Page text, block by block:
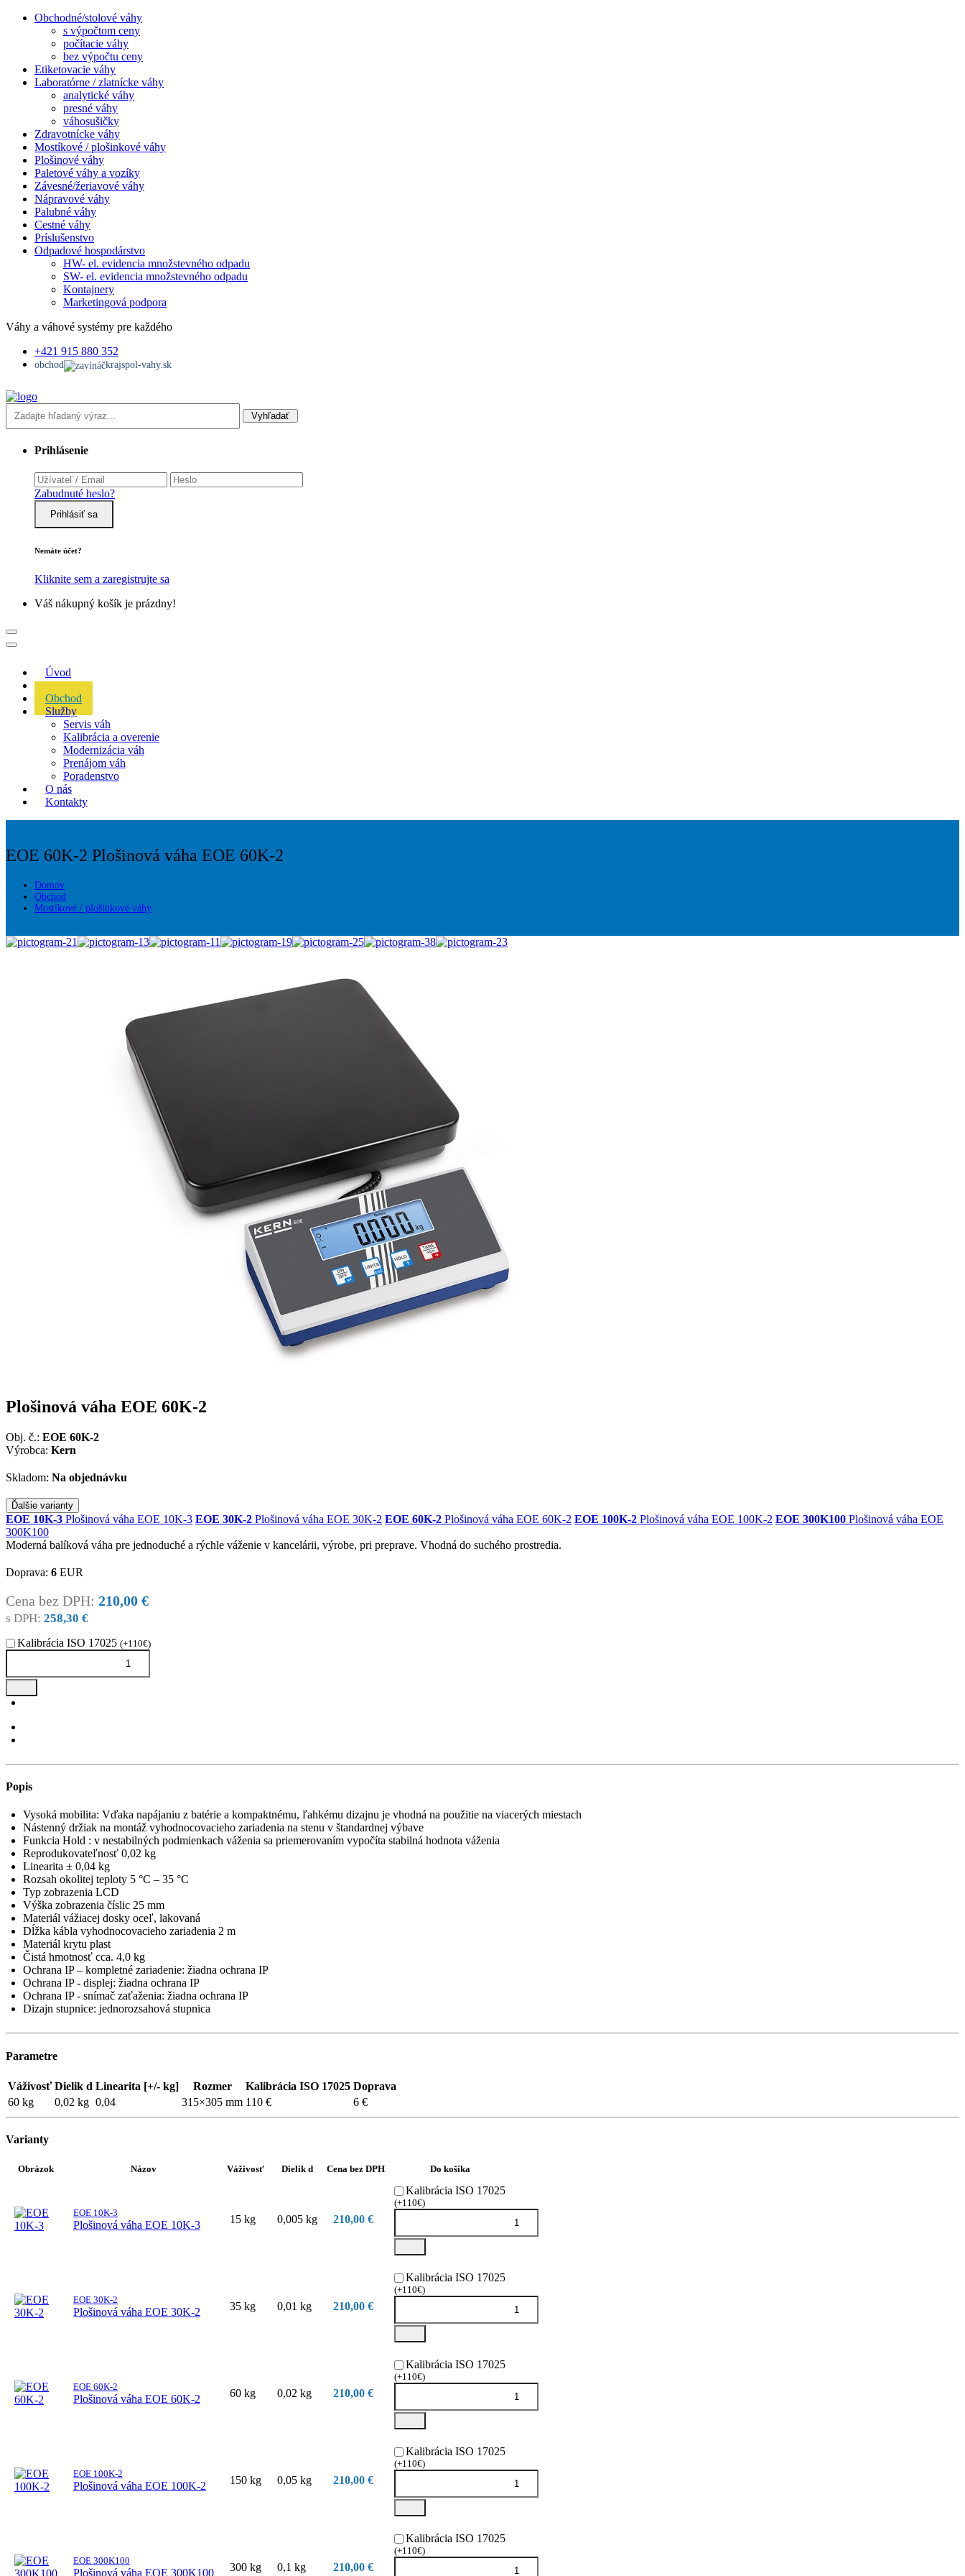
Obchodné/stolové váhy
s výpočtom ceny
počítacie váhy
bez výpočtu ceny
Etiketovacie váhy
Laboratórne / zlatnícke váhy
analytické váhy
presné váhy
váhosušičky
Zdravotnícke váhy
Mostíkové / plošinkové váhy
Plošinové váhy
Paletové váhy a vozíky
Závesné/žeriavové váhy
Nápravové váhy
Palubné váhy
Cestné váhy
Príslušenstvo
Odpadové hospodárstvo
HW- el. evidencia množstevného odpadu
SW- el. evidencia množstevného odpadu
Kontajnery
Marketingová podpora
Váhy a váhové systémy pre každého
+421 915 880 352
obchod krajspol-vahy.sk
Vyhľadať
Prihlásenie
Zabudnuté heslo?
Prihlásiť sa
Nemáte účet?
Kliknite sem a zaregistrujte sa
Váš nákupný košík je prázdny!
Úvod
Akcie
Obchod
Služby
Servis váh
Kalibrácia a overenie
Modernizácia váh
Prenájom váh
Poradenstvo
O nás
Kontakty
EOE 60K-2 Plošinová váha EOE 60K-2
Domov
Obchod
Mostíkové / plošinkové váhy
Plošinová váha EOE 60K-2
Obj. č.: EOE 60K-2
Výrobca: Kern
Skladom: Na objednávku
Ďalšie varianty
EOE 10K-3 Plošinová váha EOE 10K-3 EOE 30K-2 Plošinová váha EOE 30K-2 EOE 60K-2 Plošinová váha EOE 60K-2 EOE 100K-2 Plošinová váha EOE 100K-2 EOE 300K100 Plošinová váha EOE
300K100
Moderná balíková váha pre jednoduché a rýchle váženie v kancelárii, výrobe, pri preprave. Vhodná do suchého prostredia.
Doprava: 6 EUR
Cena bez DPH: 210,00 €
s DPH: 258,30 €
Kalibrácia ISO 17025 (+110€)
Popis
Vysoká mobilita: Vďaka napájaniu z batérie a kompaktnému, ľahkému dizajnu je vhodná na použitie na viacerých miestach
Nástenný držiak na montáž vyhodnocovacieho zariadenia na stenu v štandardnej výbave
Funkcia Hold : v nestabilných podmienkach váženia sa priemerovaním vypočíta stabilná hodnota váženia
Reprodukovateľnosť 0,02 kg
Linearita ± 0,04 kg
Rozsah okolitej teploty 5 °C – 35 °C
Typ zobrazenia LCD
Výška zobrazenia číslic 25 mm
Materiál vážiacej dosky oceľ, lakovaná
Dĺžka kábla vyhodnocovacieho zariadenia 2 m
Materiál krytu plast
Čistá hmotnosť cca. 4,0 kg
Ochrana IP – kompletné zariadenie: žiadna ochrana IP
Ochrana IP - displej: žiadna ochrana IP
Ochrana IP - snímač zaťaženia: žiadna ochrana IP
Dizajn stupnice: jednorozsahová stupnica
Parametre
Váživosť Dielik d Linearita [+/- kg] Rozmer Kalibrácia ISO 17025 Doprava
60 kg
0,02 kg 0,04 315×305 mm 110 € 6 €
Varianty
Obrázok Názov Váživosť Dielik d Cena bez DPH Do košíka
EOE 10K-3
Plošinová váha EOE 10K-3 15 kg 0,005 kg 210,00 €
Kalibrácia ISO 17025
(+110€)
EOE 30K-2
Plošinová váha EOE 30K-2 35 kg 0,01 kg 210,00 €
Kalibrácia ISO 17025
(+110€)
EOE 60K-2
Plošinová váha EOE 60K-2 60 kg 0,02 kg 210,00 €
Kalibrácia ISO 17025
(+110€)
EOE 100K-2
Plošinová váha EOE 100K-2 150 kg 0,05 kg 210,00 €
Kalibrácia ISO 17025
(+110€)
EOE 300K100
Plošinová váha EOE 300K100 300 kg 0,1 kg 210,00 €
Kalibrácia ISO 17025
(+110€)